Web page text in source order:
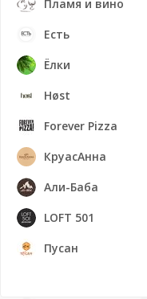
Пламя и вино
Есть
Ёлки
Høst
Forever Pizza
КруасАнна
Али-Баба
LOFT 501
Пусан